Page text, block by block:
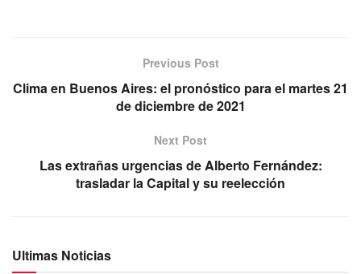
Previous Post
Clima en Buenos Aires: el pronóstico para el martes 21
de diciembre de 2021
Next Post
Las extrañas urgencias de Alberto Fernández:
trasladar la Capital y su reelección
Ultimas Noticias